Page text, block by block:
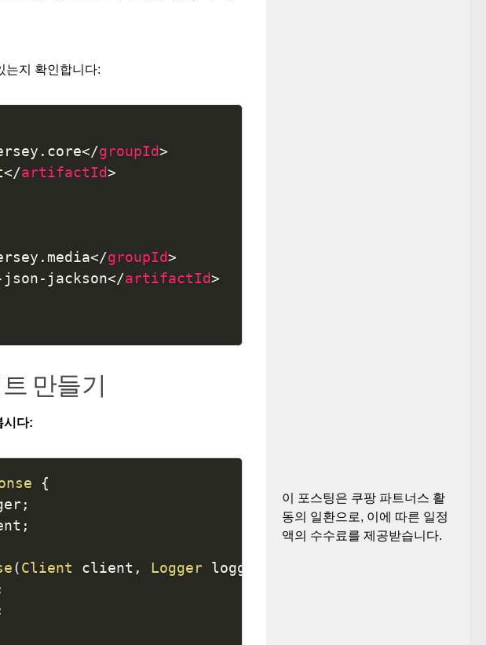
는지 확인합니다:
</groupId>
</artifactId>
</groupId>
jackson</artifactId>
만들기
시다:
{
;
;
(Client client , Logger logger
이 포스팅은 쿠팡 파트너스 활
동의 일환으로, 이에 따른 일정
액의 수수료를 제공받습니다.